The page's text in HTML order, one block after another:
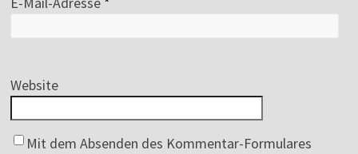
Website
Mit dem Absenden des Kommentar-Formulares